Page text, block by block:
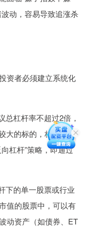
动，容易导致追涨杀
资者必须建立系统化
杠杆率不超过2倍，
大的标的，杠杆应进
杠杆”策略，即通过
下的单一股票或行业
值的股票中，可以有
动资产（如债券、ET